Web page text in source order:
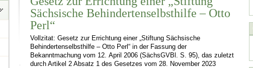
Sächsische Behindertenselbsthilfe – Otto
Perl“
Vollzitat: Gesetz zur Errichtung einer „Stiftung Sächsische
Behindertenselbsthilfe – Otto Perl“ in der Fassung der
Bekanntmachung vom 12. April 2006 (SächsGVBl. S. 95), das zuletzt
durch Artikel 2 Absatz 1 des Gesetzes vom 28. November 2023